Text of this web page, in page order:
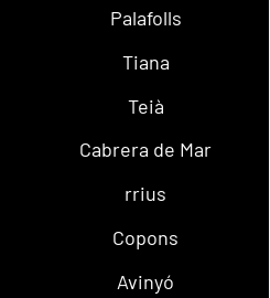
Palafolls
Tiana
Teià
Cabrera de Mar
rrius
Copons
Avinyó